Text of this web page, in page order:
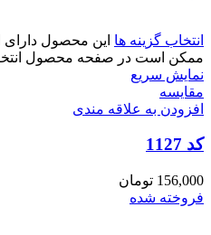
انتخاب گزینه ها این محصول دارای
ممکن است در صفحه محصول
نمایش سریع
مقايسه
افزودن به علاقه مندی
کد 1127
156,000 تومان
فروخته شده